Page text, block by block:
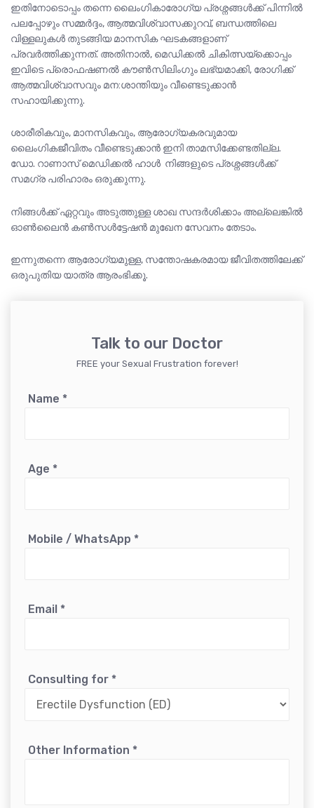
ഇതിനോടൊപ്പം തന്നെ ലൈംഗികാരോഗ്യ പ്രശ്നങ്ങൾക്ക് പിന്നിൽ
പലപ്പോഴും സമ്മർദ്ദം, ആത്മവിശ്വാസക്കുറവ്, ബന്ധത്തിലെ
വിള്ളലുകൾ തുടങ്ങിയ മാനസിക ഘടകങ്ങളാണ്
പ്രവർത്തിക്കുന്നത്. അതിനാൽ, മെഡിക്കൽ ചികിത്സയ്‌ക്കൊപ്പം
ഇവിടെ പ്രൊഫഷണൽ കൗൺസിലിംഗും ലഭ്യമാക്കി, രോഗിക്ക്
ആത്മവിശ്വാസവും മന:ശാന്തിയും വീണ്ടെടുക്കാൻ
സഹായിക്കുന്നു.
ശാരീരികവും, മാനസികവും, ആരോഗ്യകരവുമായ
ലൈംഗികജീവിതം വീണ്ടെടുക്കാൻ ഇനി താമസിക്കേണ്ടതില്ല.
ഡോ. റാണാസ് മെഡിക്കൽ ഹാൾ നിങ്ങളുടെ പ്രശ്നങ്ങൾക്ക്
സമഗ്ര പരിഹാരം ഒരുക്കുന്നു.
നിങ്ങൾക്ക് ഏറ്റവും അടുത്തുള്ള ശാഖ സന്ദർശിക്കാം അല്ലെങ്കിൽ
ഓൺലൈൻ കൺസൾട്ടേഷൻ മുഖേന സേവനം തേടാം.
ഇന്നുതന്നെ ആരോഗ്യമുള്ള, സന്തോഷകരമായ ജീവിതത്തിലേക്ക്
ഒരുപുതിയ യാത്ര ആരംഭിക്കൂ.
Talk to our Doctor
FREE your Sexual Frustration forever!
Name *
Age *
Mobile / WhatsApp *
Email *
Consulting for *
Other Information *